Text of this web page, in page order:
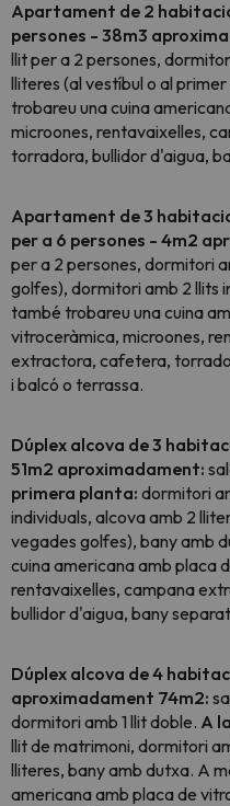
Apartament de 2
persones - 38m3
llit per a 2 persones,
lliteres (al vestíbul o al
trobareu una cuina
microones, rentavaixelles,
torradora, bullidor d'aigua,
Apartament de 3
per a 6 persones - 4m2
per a 2 persones, dormitori
golfes), dormitori amb 2 llits
també trobareu una cuina
vitroceràmica, microones,
extractora, cafetera,
i balcó o terrassa.
Dúplex alcova de 3
51m2 aproximadament:
primera planta: dormitori
individuals, alcova amb 2
vegades golfes), bany amb
cuina americana amb placa
rentavaixelles, campana
bullidor d'aigua, bany
Dúplex alcova de 4
aproximadament 74m2:
dormitori amb 1 llit doble. A
llit de matrimoni, dormitori
lliteres, bany amb dutxa. A
americana amb placa de